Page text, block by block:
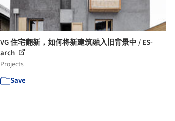
VG 住宅翻新，如何将新建筑融入旧背景中 / ES-
arch
Projects
Save